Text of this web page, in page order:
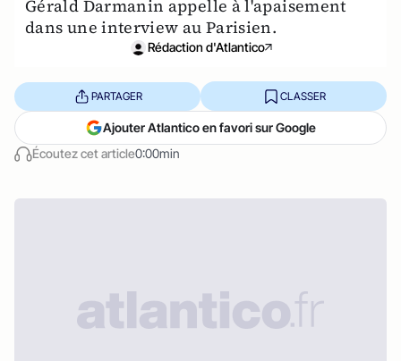
Gérald Darmanin appelle à l'apaisement
dans une interview au Parisien.
Rédaction d'Atlantico
Écoutez cet article0:00min
PARTAGER CLASSER
Ajouter Atlantico en favori sur Google